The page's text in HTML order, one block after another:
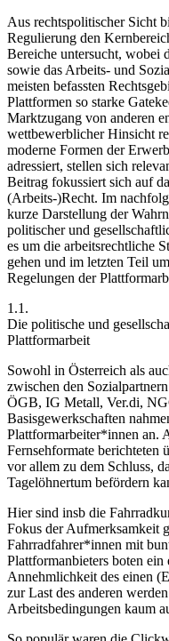
Aus rechtspolitischer Sicht
Regulierung den
Bereiche untersucht, wobei
sowie das Arbeits- und
meisten befassten
Plattformen so starke
Marktzugang von anderen
wettbewerblicher Hinsicht
moderne Formen der
adressiert, stellen sich
Beitrag fokussiert sich auf
(Arbeits-)Recht. Im
kurze Darstellung der
politischer und
es um die arbeitsrechtliche
gehen und im letzten Teil
Regelungen der
1.1.
Die politische und
Plattformarbeit
Sowohl in Österreich als
zwischen den
ÖGB, IG Metall, Ver.di,
Basisgewerkschaften
Plattformarbeiter*innen an.
Fernsehformate berichteten
vor allem zu dem Schluss,
Tagelöhnertum befördern
Hier sind insb die
Fokus der Aufmerksamkeit
Fahrradfahrer*innen mit
Plattformanbieters boten
Annehmlichkeit des einen
zur Last des anderen
Arbeitsbedingungen kaum